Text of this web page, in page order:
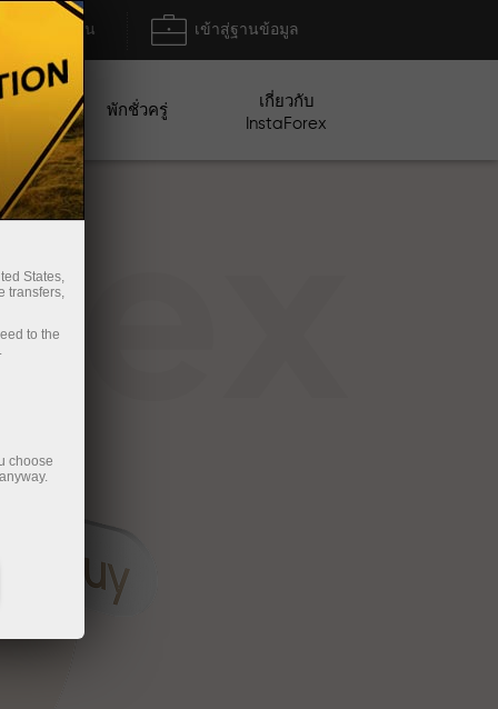
ฝาก/ถอน เข้าสู่ฐานข้อมูล
พักชั่วครู่
เกี่ยวกับ
InstaForex
States,
transfers,
to the
choose